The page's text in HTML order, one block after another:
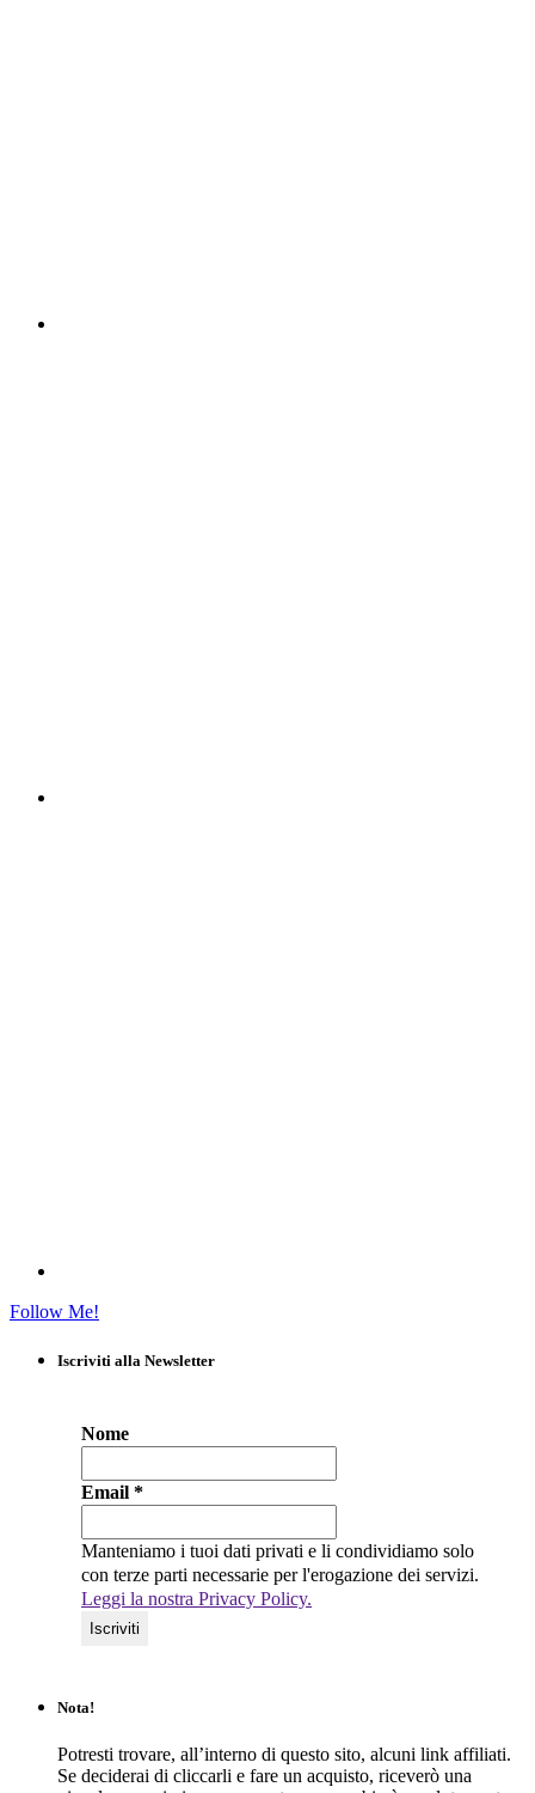
Follow Me!
Iscriviti alla Newsletter
Nome
Email *
Manteniamo i tuoi dati privati e li condividiamo solo
con terze parti necessarie per l'erogazione dei servizi.
Leggi la nostra Privacy Policy.
Nota!
Potresti trovare, all’interno di questo sito, alcuni link affiliati.
Se deciderai di cliccarli e fare un acquisto, riceverò una